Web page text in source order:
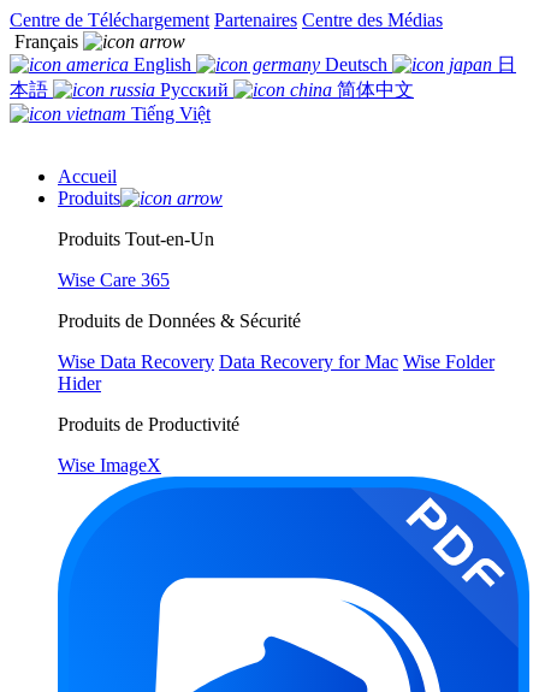
Centre de Téléchargement Partenaires Centre des Médias
Français
English
Deutsch
日
本語
Русский
简体中文
Tiếng Việt
Accueil
Produits
Produits Tout-en-Un
Wise Care 365
Produits de Données & Sécurité
Wise Data Recovery Data Recovery for Mac Wise Folder
Hider
Produits de Productivité
Wise ImageX